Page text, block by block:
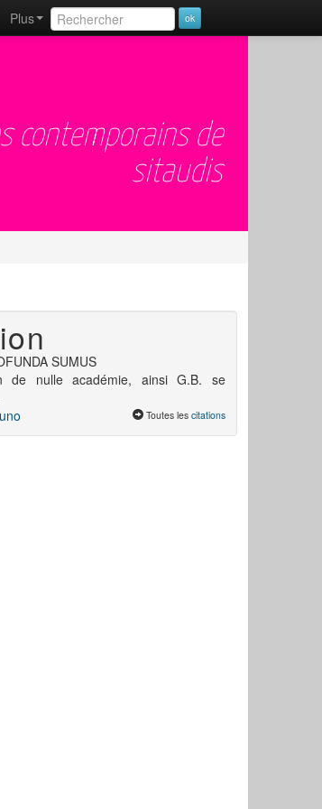
Plus
contemporains de
sitaudis
SUMUS
de nulle académie, ainsi G.B. se
Toutes les citations